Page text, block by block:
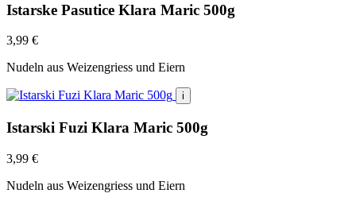
Istarske Pasutice Klara Maric 500g
3,99 €
Nudeln aus Weizengriess und Eiern
i
Istarski Fuzi Klara Maric 500g
3,99 €
Nudeln aus Weizengriess und Eiern